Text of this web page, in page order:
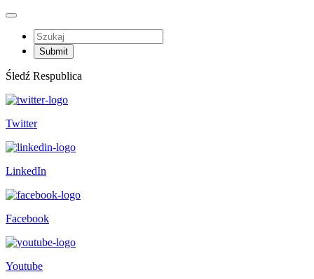
Śledź Respublica
Twitter
LinkedIn
Facebook
Youtube